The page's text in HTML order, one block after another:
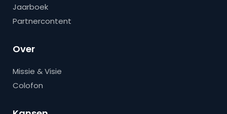
Jaarboek
Partnercontent
Over
Missie & Visie
Colofon